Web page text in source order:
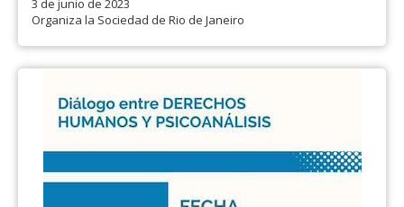
3 de junio de 2023
Organiza la Sociedad de Rio de Janeiro